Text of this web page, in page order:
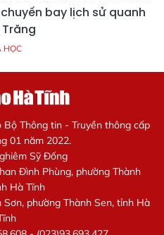
bay lịch sử quanh
HỌC
Bộ Thông tin - Truyền thông cấp
01 năm 2022.
Sỹ Đống
Đình Phùng, phường Thành
Hà Tĩnh
phường Thành Sen, tỉnh Hà